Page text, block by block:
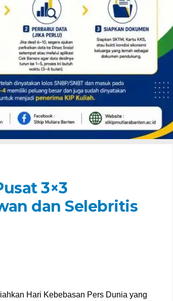
3×3
dan Selebritis
Hari Kebebasan Pers Dunia yang